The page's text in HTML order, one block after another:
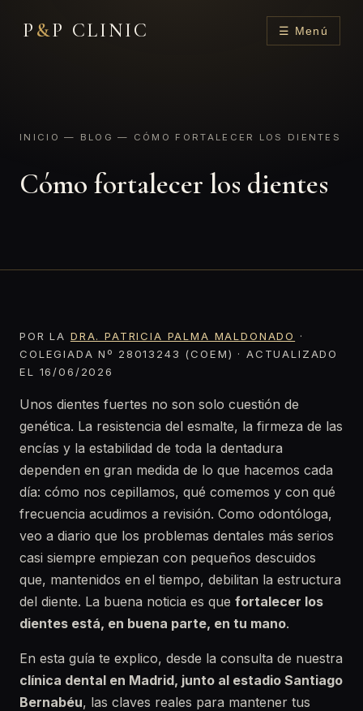
P &P CLINIC ☰ Menú
INICIO — BLOG — CÓMO FORTALECER LOS DIENTES
Cómo fortalecer los dientes
POR LA DRA. PATRICIA PALMA MALDONADO
·
COLEGIADA Nº 28013243 (COEM) · ACTUALIZADO
EL 16/06/2026
Unos dientes fuertes no son solo cuestión de
genética. La resistencia del esmalte, la firmeza de las
encías y la estabilidad de toda la dentadura
dependen en gran medida de lo que hacemos cada
día: cómo nos cepillamos, qué comemos y con qué
frecuencia acudimos a revisión. Como odontóloga,
veo a diario que los problemas dentales más serios
casi siempre empiezan con pequeños descuidos
que, mantenidos en el tiempo, debilitan la estructura
del diente. La buena noticia es que fortalecer los
dientes está, en buena parte, en tu mano.
En esta guía te explico, desde la consulta de nuestra
clínica dental en Madrid, junto al estadio Santiago
Bernabéu, las claves reales para mantener tus